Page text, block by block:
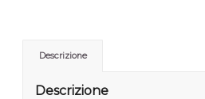
Descrizione
Descrizione